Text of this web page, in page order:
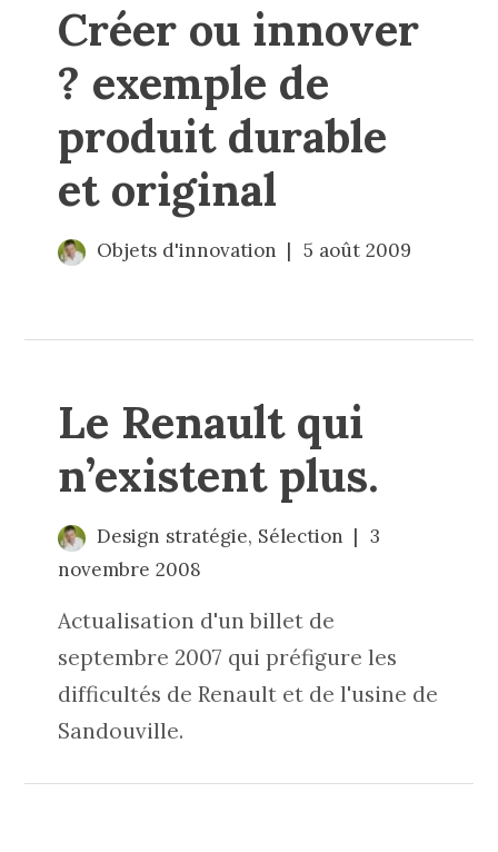
Créer ou innover
? exemple de
produit durable
et original
Objets d'innovation 5 août 2009
Le Renault qui
n’existent plus.
Design stratégie, Sélection
3
novembre 2008
Actualisation d'un billet de
septembre 2007 qui préfigure les
difficultés de Renault et de l'usine de
Sandouville.